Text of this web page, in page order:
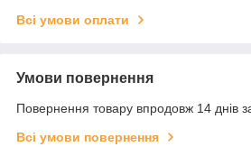
Всі умови оплати
Умови повернення
Повернення товару впродовж 14 днів
Всі умови повернення